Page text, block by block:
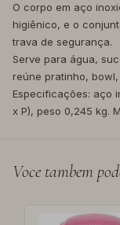
O corpo em aço
higiênico, e o
trava de segurança.
Serve para água,
reúne pratinho,
Especificações: aço
x P), peso 0,245 kg.
Voce tambem